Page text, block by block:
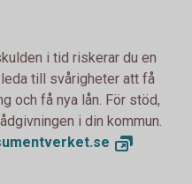
i tid riskerar du en
till svårigheter att få
och få nya lån. För stöd,
i din kommun.
se